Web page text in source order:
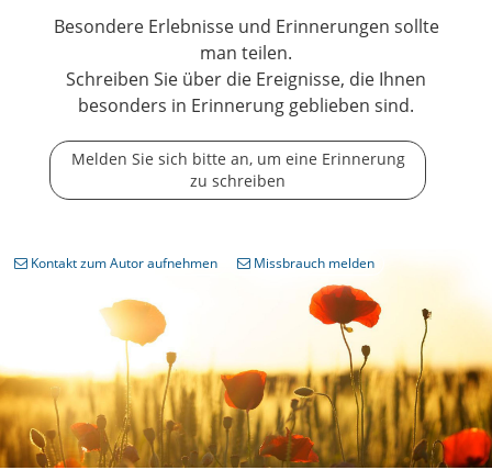
Besondere Erlebnisse und Erinnerungen sollte
man teilen.
Schreiben Sie über die Ereignisse, die Ihnen
besonders in Erinnerung geblieben sind.
Melden Sie sich bitte an, um eine Erinnerung
zu schreiben
Kontakt zum Autor aufnehmen Missbrauch melden